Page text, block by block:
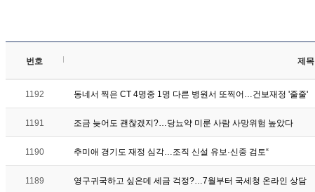
번호 제목
1192 동네서 찍은 CT 4명중 1명 다른 병원서 또찍어…건보재정 '줄줄'
1191 조금 늦어도 괜찮겠지?…당뇨약 미룬 사람 사망위험 높았다
1190 추미애 경기도 재정 심각…조직 신설 유보·신중 검토“
1189 영구귀국하고 싶은데 세금 걱정?…7월부터 국세청 온라인 상담